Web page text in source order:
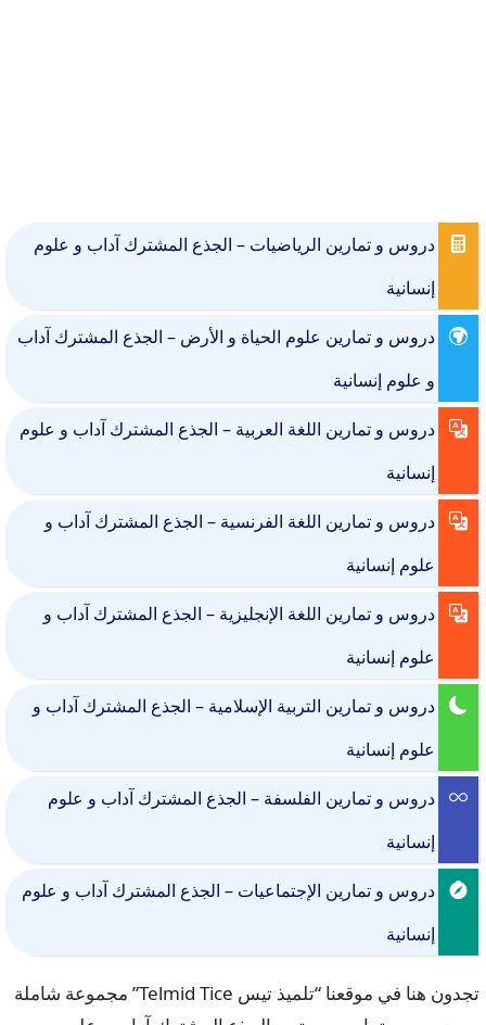
دروس و تمارين الرياضيات – الجذع المشترك آداب و علوم
إنسانية
دروس و تمارين علوم الحياة و الأرض – الجذع المشترك آداب
و علوم إنسانية
دروس و تمارين اللغة العربية – الجذع المشترك آداب و علوم
إنسانية
دروس و تمارين اللغة الفرنسية – الجذع المشترك آداب و
علوم إنسانية
دروس و تمارين اللغة الإنجليزية – الجذع المشترك آداب و
علوم إنسانية
دروس و تمارين التربية الإسلامية – الجذع المشترك آداب و
علوم إنسانية
دروس و تمارين الفلسفة – الجذع المشترك آداب و علوم
إنسانية
دروس و تمارين الإجتماعيات – الجذع المشترك آداب و علوم
إنسانية
تجدون هنا في موقعنا “تلميذ تيس Telmid Tice” مجموعة شاملة